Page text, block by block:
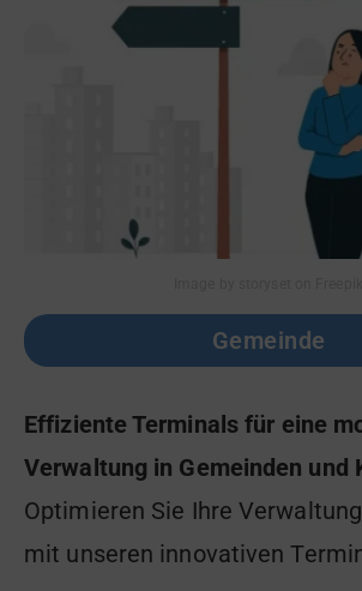
Gemeinde
Effiziente Terminals für eine
Verwaltung in Gemeinden und
Optimieren Sie Ihre
mit unseren innovativen